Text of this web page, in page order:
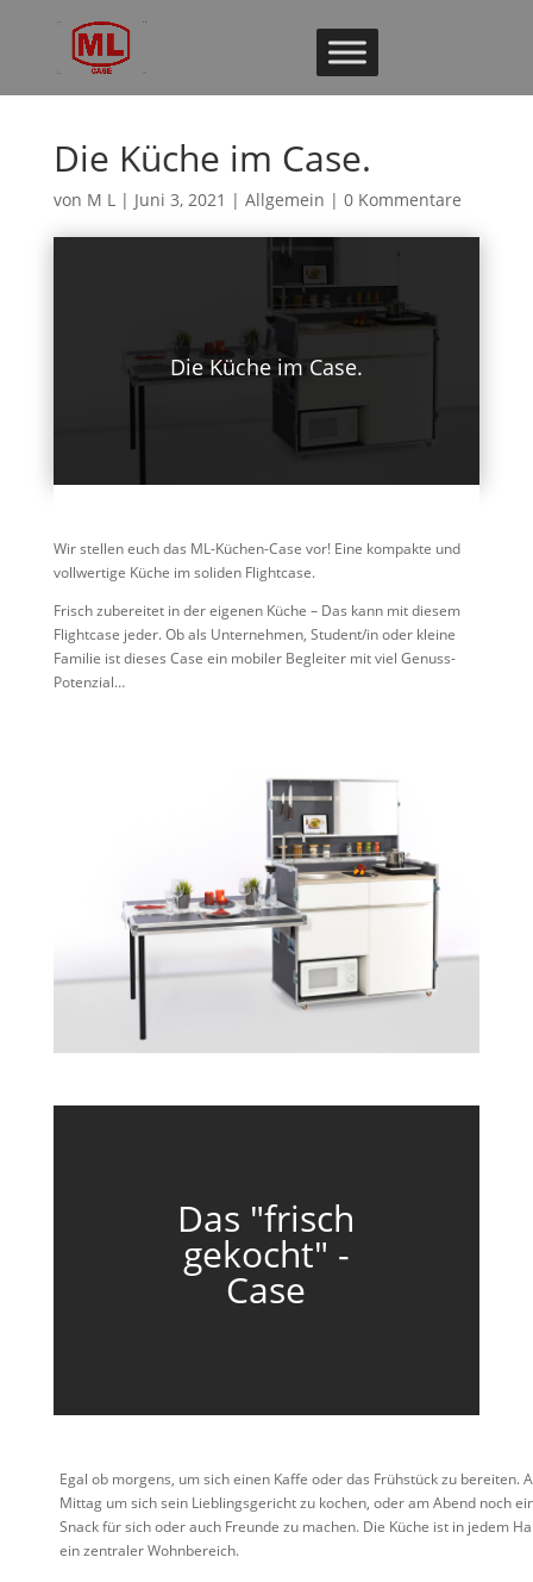
Die Küche im Case.
von M L| Juni 3, 2021 | Allgemein | 0 Kommentare
Die Küche im Case.
Wir stellen euch das ML-Küchen-Case vor! Eine kompakte und
vollwertige Küche im soliden Flightcase.
Frisch zubereitet in der eigenen Küche – Das kann mit diesem
Flightcase jeder. Ob als Unternehmen, Student/in oder kleine
Familie ist dieses Case ein mobiler Begleiter mit viel Genuss-
Potenzial…
Das "frisch
gekocht" -
Case
Egal ob morgens, um sich einen Kaffe oder das Frühstück zu bereiten.
Mittag um sich sein Lieblingsgericht zu kochen, oder am Abend noch
Snack für sich oder auch Freunde zu machen. Die Küche ist in jedem
ein zentraler Wohnbereich.